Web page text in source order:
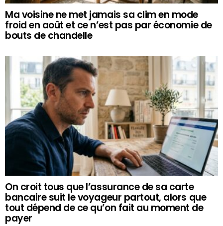
Ma voisine ne met jamais sa clim en mode
froid en août et ce n’est pas par économie de
bouts de chandelle
On croit tous que l’assurance de sa carte
bancaire suit le voyageur partout, alors que
tout dépend de ce qu’on fait au moment de
payer